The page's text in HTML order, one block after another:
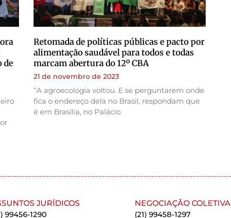
de
Retomada de políticas públicas e pacto por
alimentação saudável para todos e todas
marcam abertura do 12º CBA
21 de novembro de 2023
“A agroecologia voltou. E se perguntarem onde
fica o endereço dela no Brasil, respondam que
é em Brasília, no Palácio
JURÍDICOS
99456-1290
NEGOCIAÇÃO COLETIVA
(21) 99458-1297